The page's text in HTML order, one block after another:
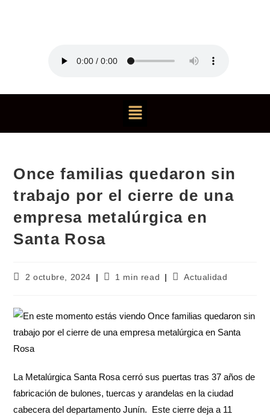
Once familias quedaron sin
trabajo por el cierre de una
empresa metalúrgica en
Santa Rosa
2 octubre, 2024 1 min read Actualidad
La Metalúrgica Santa Rosa cerró sus puertas tras 37 años de
fabricación de bulones, tuercas y arandelas en la ciudad
cabecera del departamento Junín. Este cierre deja a 11